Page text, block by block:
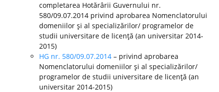
completarea Hotărârii Guvernului nr.
580/09.07.2014 privind aprobarea Nomenclatorului
domeniilor şi al specializărilor/ programelor de
studii universitare de licenţă (an universitar 2014-
2015)
HG nr. 580/09.07.2014 – privind aprobarea
Nomenclatorului domeniilor şi al specializărilor/
programelor de studii universitare de licenţă (an
universitar 2014-2015)